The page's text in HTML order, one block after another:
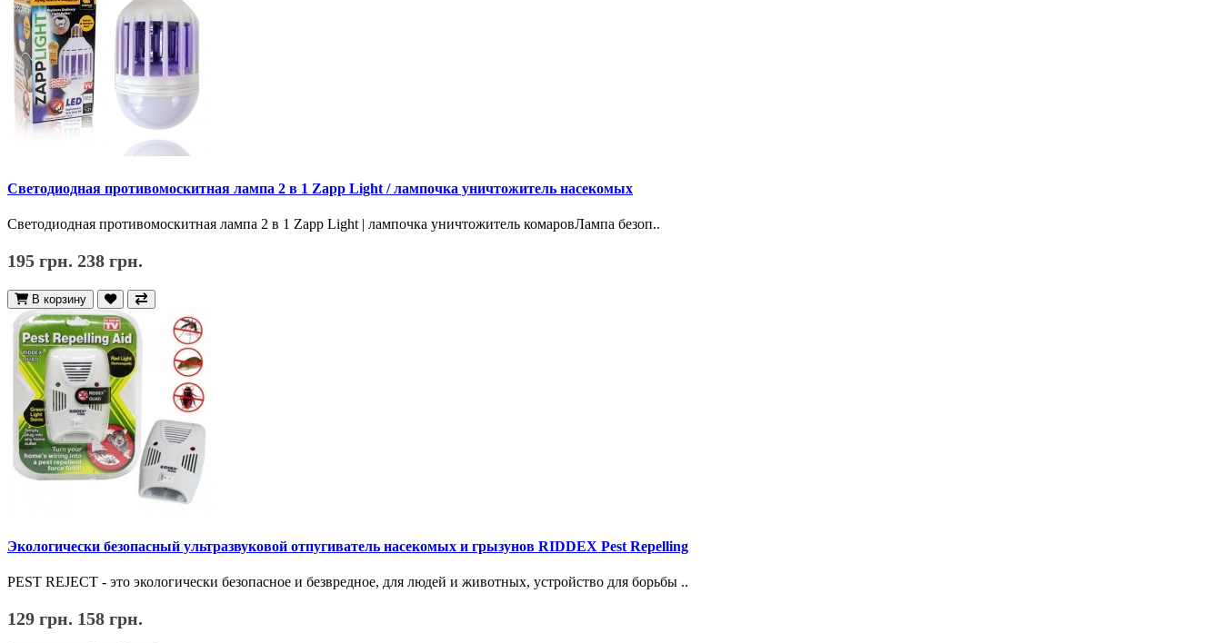
Светодиодная противомоскитная лампа 2 в 1 Zapp Light / лампочка уничтожитель насекомых
Светодиодная противомоскитная лампа 2 в 1 Zapp Light | лампочка уничтожитель комаровЛампа безоп..
195 грн. 238 грн.
В корзину
Экологически безопасный ультразвуковой отпугиватель насекомых и грызунов RIDDEX Pest Repelling
PEST REJECT - это экологически безопасное и безвредное, для людей и животных, устройство для борьбы ..
129 грн. 158 грн.